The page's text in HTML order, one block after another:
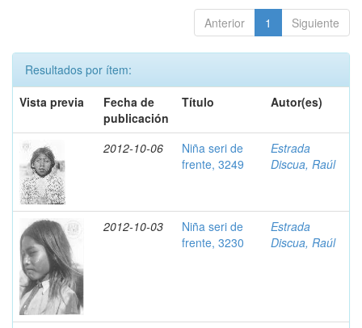
Anterior 1 Siguiente
Resultados por ítem:
Vista previa
Fecha de
publicación
Título Autor(es)
2012-10-06
Niña seri de
frente, 3249
Estrada
Discua, Raúl
2012-10-03
Niña seri de
frente, 3230
Estrada
Discua, Raúl